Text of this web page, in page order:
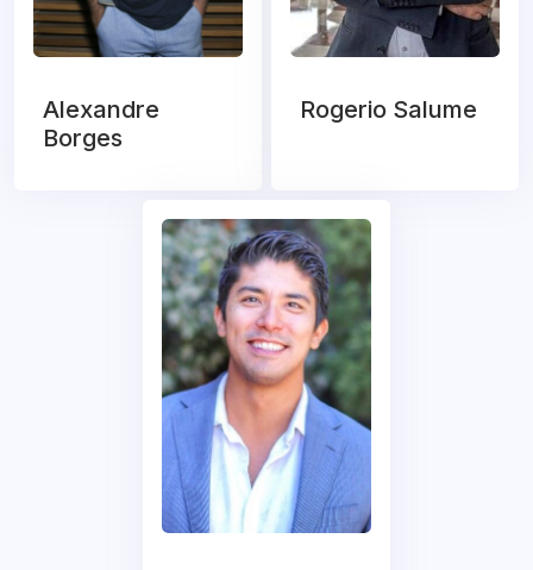
Alexandre
Borges
Rogerio Salume